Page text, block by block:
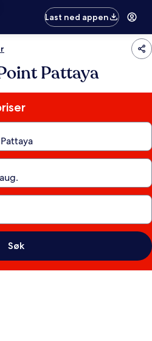
Last ned appen
Pattaya
Søk